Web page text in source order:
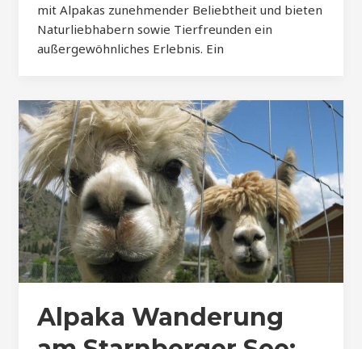
mit Alpakas zunehmender Beliebtheit und bieten
Naturliebhabern sowie Tierfreunden ein
außergewöhnliches Erlebnis. Ein
Alpaka Wanderung